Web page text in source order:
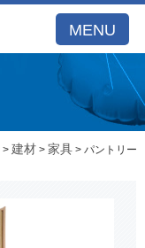
MENU
> 建材 >家具 > パントリー